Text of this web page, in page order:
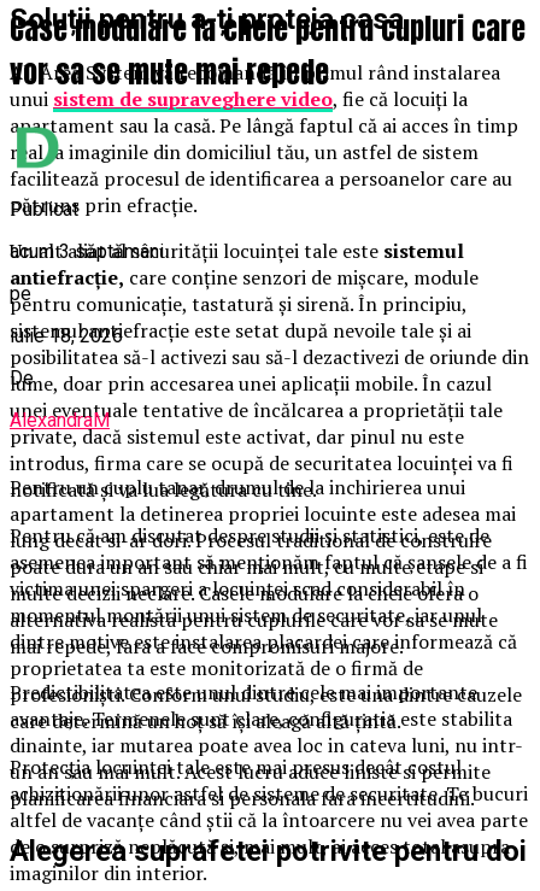
Soluții pentru a-ți proteja casa
All Area System vă recomandă în primul rând instalarea
unui sistem de supraveghere video, fie că locuiți la
apartament sau la casă. Pe lângă faptul că ai acces în timp
real la imaginile din domiciliul tău, un astfel de sistem
facilitează procesul de identificarea a persoanelor care au
pătruns prin efracție.
Un alt aliat al securității locuinței tale este sistemul
antiefracție, care conține senzori de mișcare, module
pentru comunicație, tastatură și sirenă. În principiu,
sistemul antiefracție este setat după nevoile tale și ai
posibilitatea să-l activezi sau să-l dezactivezi de oriunde din
lume, doar prin accesarea unei aplicații mobile. În cazul
unei eventuale tentative de încălcarea a proprietății tale
private, dacă sistemul este activat, dar pinul nu este
introdus, firma care se ocupă de securitatea locuinței va fi
notificată și va lua legătura cu tine.
Pentru că am discutat despre studii și statistici, este de
asemenea important să menționăm faptul că șansele de a fi
victima unei spargeri a locuinței scad considerabil în
momentul montării unui sistem de securitate, iar unul
dintre motive este instalarea placardei care informează că
proprietatea ta este monitorizată de o firmă de
profesioniști. Conform unui studiu, este una dintre cauzele
care determină un hoț să își aleagă altă țintă.
Protecția locuinței tale este mai presus decât costul
achiziționării unor astfel de sisteme de securitate. Te bucuri
altfel de vacanțe când știi că la întoarcere nu vei avea parte
de o surpriză neplăcută și, mai mult, ai acces total asupra
imaginilor din interior.
Case modulare la cheie pentru cupluri care
vor sa se mute mai repede
Publicat
acum 3 săptămâni
pe
iulie 18, 2026
De
AlexandraM
Pentru un cuplu tanar, drumul de la inchirierea unui
apartament la detinerea propriei locuinte este adesea mai
lung decat si-ar dori. Procesul traditional de construire
poate dura un an sau chiar mai mult, cu multe etape si
multe decizii neclare. Casele modulare la cheie ofera o
alternativa realista pentru cuplurile care vor sa se mute
mai repede, fara a face compromisuri majore.
Predictibilitatea este unul dintre cele mai importante
avantaje. Termenele sunt clare, configuratia este stabilita
dinainte, iar mutarea poate avea loc in cateva luni, nu intr-
un an sau mai mult. Acest lucru aduce liniste si permite
planificarea financiara si personala fara incertitudini.
Alegerea suprafetei potrivite pentru doi